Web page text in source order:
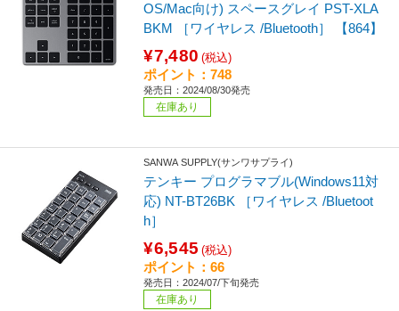
OS/Mac向け) スペースグレイ PST-XLA
BKM ［ワイヤレス /Bluetooth］ 【864】
¥7,480 (税込)
ポイント：748
発売日：2024/08/30発売
在庫あり
SANWA SUPPLY(サンワサプライ)
テンキー プログラマブル(Windows11対
応) NT-BT26BK ［ワイヤレス /Bluetoot
h］
¥6,545 (税込)
ポイント：66
発売日：2024/07/下旬発売
在庫あり